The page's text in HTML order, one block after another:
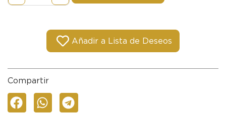
Añadir a Lista de Deseos
Compartir